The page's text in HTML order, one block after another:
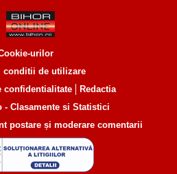
urilor
conditii de utilizare
confidentialitate
Redactia
postare și moderare comentarii